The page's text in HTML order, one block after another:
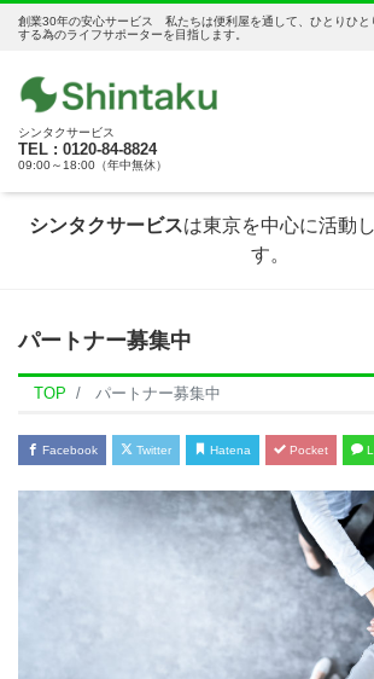
創業30年の安心サービス 私たちは便利屋を通して、ひとりひと
する為のライフサポーターを目指します。
シンタクサービス
TEL : 0120-84-8824
09:00～18:00（年中無休）
シンタクサービスは東京を中心に活動
す。
パートナー募集中
TOP パートナー募集中
Facebook Twitter Hatena Pocket